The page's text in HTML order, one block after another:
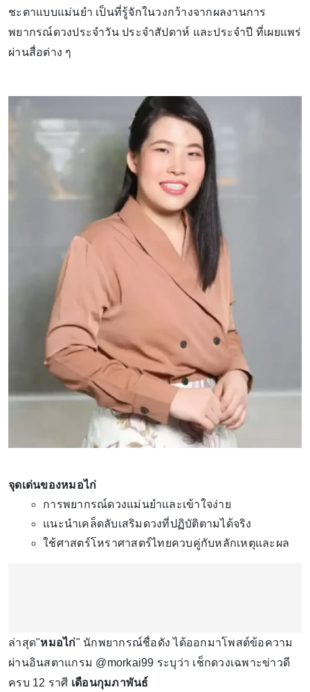
ชะตาแบบแม่นยำ เป็นที่รู้จักในวงกว้างจากผลงานการ
พยากรณ์ดวงประจำวัน ประจำสัปดาห์ และประจำปี ที่เผยแพร่
ผ่านสื่อต่าง ๆ
จุดเด่นของหมอไก่
การพยากรณ์ดวงแม่นยำและเข้าใจง่าย
แนะนำเคล็ดลับเสริมดวงที่ปฏิบัติตามได้จริง
ใช้ศาสตร์โหราศาสตร์ไทยควบคู่กับหลักเหตุและผล
ล่าสุด"หมอไก่" นักพยากรณ์ชื่อดัง ได้ออกมาโพสต์ข้อความ
ผ่านอินสตาแกรม @morkai99 ระบุว่า เช็กดวงเฉพาะข่าวดี
ครบ 12 ราศี เดือนกุมภาพันธ์